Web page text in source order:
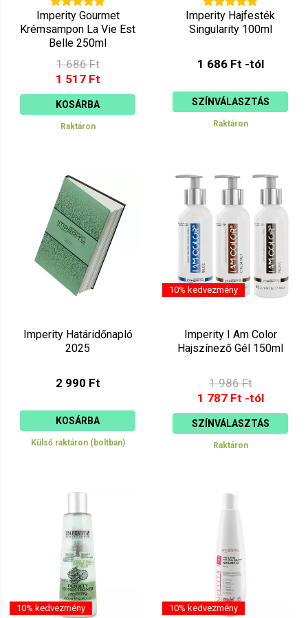
Imperity Gourmet
Krémsampon La Vie Est
Belle 250ml
1 686 Ft
1 517 Ft
KOSÁRBA
Raktáron
Imperity Hajfesték
Singularity 100ml
1 686 Ft -tól
SZÍNVÁLASZTÁS
Raktáron
Imperity Határidőnapló
2025
2 990 Ft
KOSÁRBA
Külső raktáron (boltban)
10% kedvezmény
Imperity I Am Color
Hajszínező Gél 150ml
1 986 Ft
1 787 Ft -tól
SZÍNVÁLASZTÁS
Raktáron
10% kedvezmény 10% kedvezmény